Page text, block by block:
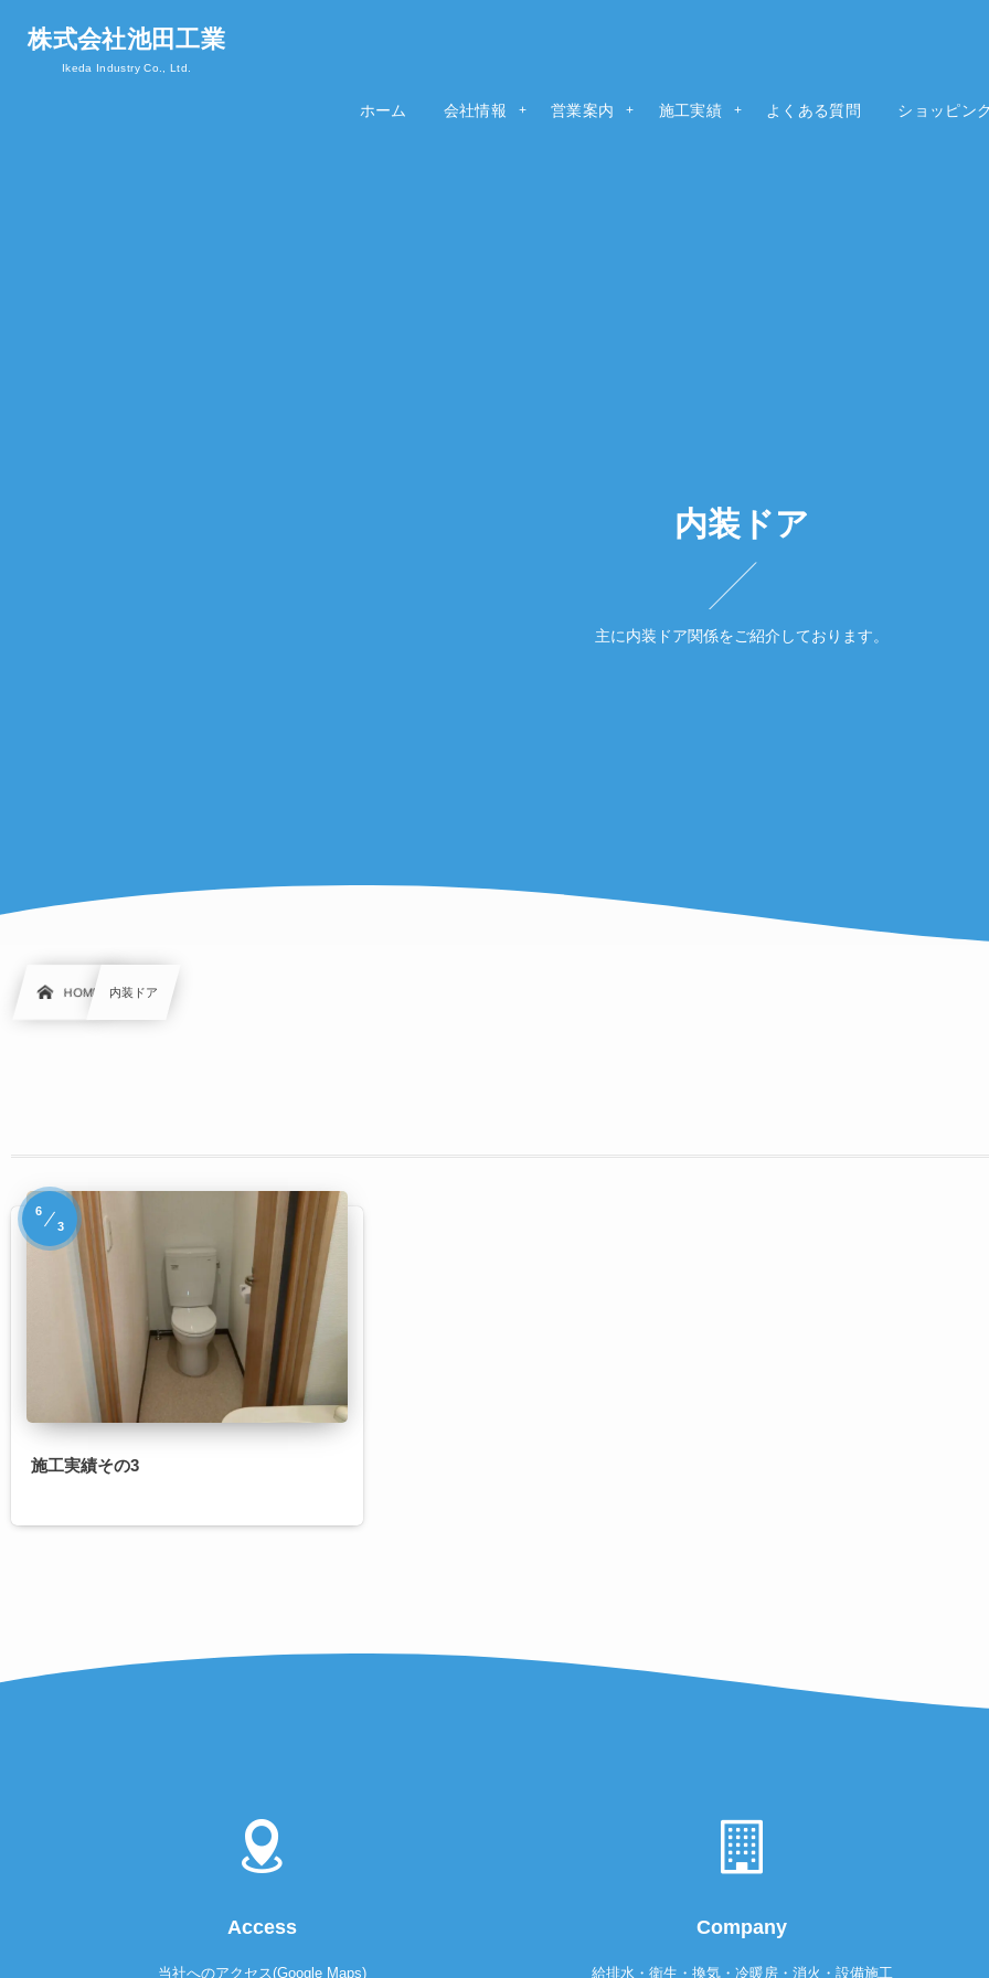
株式会社池田工業
Ikeda Industry Co., Ltd.
ホーム
Home 会社情報
About 営業案内
Guide 施工実績 よくある質問 ショッピン
内装ドア
主に内装ドア関係をご紹介しております。
HOME 内装ドア
施工実績その3
6
3
Access
当社へのアクセス(Google Maps)
Company
給排水・衛生・換気・冷暖房・消火・設備施工